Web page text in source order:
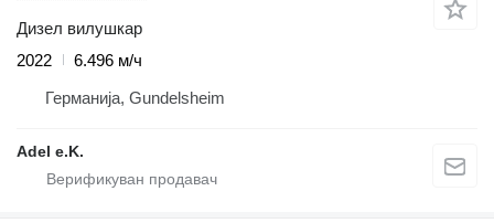
Дизел вилушкар
2022
6.496 м/ч
Германија, Gundelsheim
Adel e.K.